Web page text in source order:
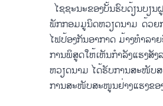
ໄຊຊະນະ​ຂອງ​ບັ້ນຮົບ​ດ້ຽນບຽ
ພັກ​ກອມ​ມູນິດ​ຫວຽ​ດນາມ ດ້ວຍ​
ໄຟ​ປ້ອງ​ກັນ​ອາກາດ ມ້າງທຳລາ
ການ​ພິສູດ​ໃຫ້​ເຫັນ​ກຳລັງ​ແຮງ​
ຫວຽດນາມ ​ໄດ້​ຮັບ​ການ​ສະໜັບ​
ການສະໜັບສະໜູນ​ຢ່າງ​ແຮງ​ຂອ